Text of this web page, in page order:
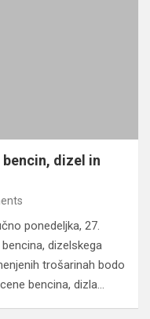
dizel in
ponedeljka, 27.
dizelskega
trošarinah bodo
bencina, dizla…